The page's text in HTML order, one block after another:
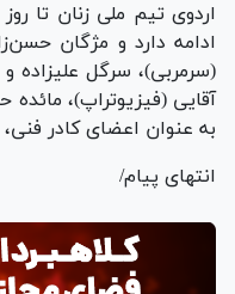
ادامه دارد و مژگان
(سرمربی)، سرگل علیزاده
آقایی (فیزیوتراپ)، مائده
به عنوان اعضای کادر
انتهای پیام/